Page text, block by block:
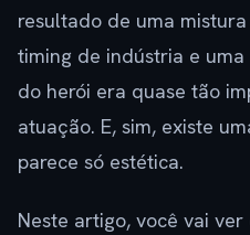
resultado de uma
timing de indústria e
do herói era quase tão
atuação. E, sim, existe
parece só estética.
Neste artigo, você vai